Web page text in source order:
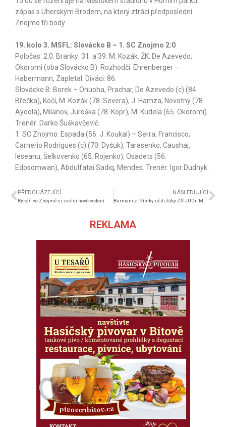
zápas s Uherským Brodem, na který ztrácí předposlední
Znojmo tři body.
1 9. kolo 3. MSFL: Slovácko B – 1. SC Znojmo 2:0
Poločas: 2:0. Branky: 31. a 39. M. Kozák. ŽK: De Azevedo,
Okoromi (oba Slovácko B). Rozhodčí: Ehrenberger –
Habermann, Zapletal. Diváci: 86.
Slovácko B: Borek – Onuoha, Prachar, De Azevedo (c) (84.
Břečka), Kočí, M. Kozák (78. Severa), J. Hamza, Novotný (78.
Ayoola), Milanov, Juroška (78. Kopr), M. Kudela (65. Okoromi).
Trenér: Darko Šuškavčevič.
1. SC Znojmo: Espada (56. J. Koukal) – Serra, Francisco,
Carnerio Rodrigues (c) (70. Dyšuk), Tarasenko, Caushaj,
Ieseanu, Šelkovenko (65. Rojenko), Osadets (56.
Edosomwan), Abdulfatai Sadiq, Mendes. Trenér: Igor Dudnyk.
PŘEDCHÁZEJÍCÍ
Rybáři ve Znojmě si zvolili nové vedení
NÁSLEDUJÍCÍ
REKLAMA